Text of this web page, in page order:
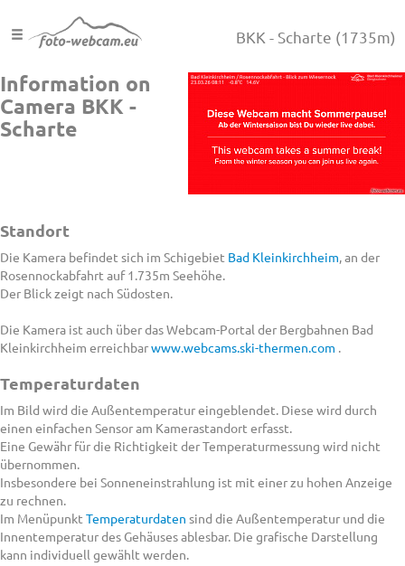
BKK - Scharte (1735m)
Information on
Camera BKK -
Scharte
Standort
Die Kamera befindet sich im Schigebiet Bad Kleinkirchheim, an der
Rosennockabfahrt auf 1.735m Seehöhe.
Der Blick zeigt nach Südosten.
Die Kamera ist auch über das Webcam-Portal der Bergbahnen Bad
Kleinkirchheim erreichbarwww.webcams.ski-thermen.com .
Temperaturdaten
Im Bild wird die Außentemperatur eingeblendet. Diese wird durch
einen einfachen Sensor am Kamerastandort erfasst.
Eine Gewähr für die Richtigkeit der Temperaturmessung wird nicht
übernommen.
Insbesondere bei Sonneneinstrahlung ist mit einer zu hohen Anzeige
zu rechnen.
Im Menüpunkt Temperaturdaten sind die Außentemperatur und die
Innentemperatur des Gehäuses ablesbar. Die grafische Darstellung
kann individuell gewählt werden.